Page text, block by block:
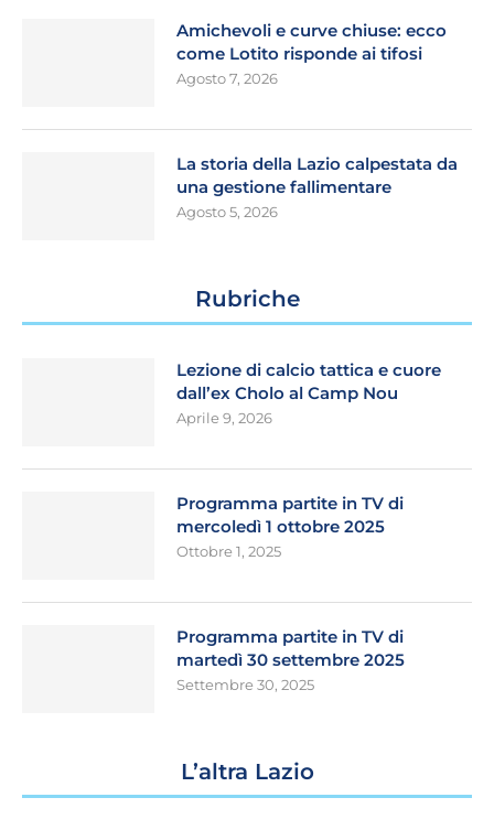
Amichevoli e curve chiuse: ecco
come Lotito risponde ai tifosi
Agosto 7, 2026
La storia della Lazio calpestata da
una gestione fallimentare
Agosto 5, 2026
Rubriche
Lezione di calcio tattica e cuore
dall’ex Cholo al Camp Nou
Aprile 9, 2026
Programma partite in TV di
mercoledì 1 ottobre 2025
Ottobre 1, 2025
Programma partite in TV di
martedì 30 settembre 2025
Settembre 30, 2025
L’altra Lazio